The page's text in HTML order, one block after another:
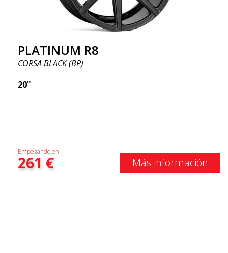
PLATINUM R8
CORSA BLACK (BP)
20"
Empezando en:
261 € Más información